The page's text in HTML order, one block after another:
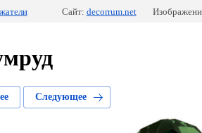
Сайт: decorrum.net
Следующее